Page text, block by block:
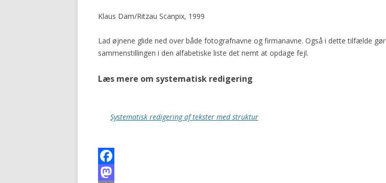
Klaus Dam/Ritzau Scanpix, 1999
Lad øjnene glide ned over både fotografnavne og firmanavne. Også i dette tilfælde gør
sammenstillingen i den alfabetiske liste det nemt at opdage fejl.
Læs mere om systematisk redigering
Systematisk redigering af tekster med struktur
F